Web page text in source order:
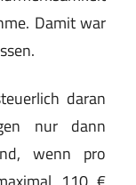
Damit war
daran
nur dann
wenn pro